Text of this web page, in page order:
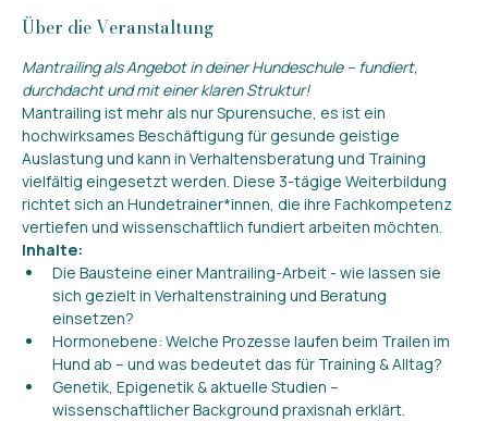
Über die Veranstaltung
Mantrailing als Angebot in deiner Hundeschule – fundiert,
durchdacht und mit einer klaren Struktur!
Mantrailing ist mehr als nur Spurensuche, es ist ein
hochwirksames Beschäftigung für gesunde geistige
Auslastung und kann in Verhaltensberatung und Training
vielfältig eingesetzt werden. Diese 3-tägige Weiterbildung
richtet sich an Hundetrainer*innen, die ihre Fachkompetenz
vertiefen und wissenschaftlich fundiert arbeiten möchten.
Inhalte:
Die Bausteine einer Mantrailing-Arbeit - wie lassen sie
sich gezielt in Verhaltenstraining und Beratung
einsetzen?
Hormonebene: Welche Prozesse laufen beim Trailen im
Hund ab – und was bedeutet das für Training & Alltag?
Genetik, Epigenetik & aktuelle Studien –
wissenschaftlicher Background praxisnah erklärt.